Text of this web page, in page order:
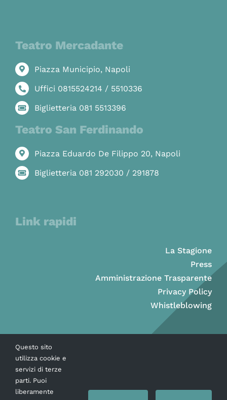
Teatro Mercadante
Piazza Municipio, Napoli
Uffici 0815524214 / 5510336
Biglietteria 081 5513396
Teatro San Ferdinando
Piazza Eduardo De Filippo 20, Napoli
Biglietteria 081 292030 / 291878
Link rapidi
La Stagione
Press
Amministrazione Trasparente
Privacy Policy
Whistleblowing
Questo sito
utilizza cookie e
servizi di terze
parti. Puoi
liberamente